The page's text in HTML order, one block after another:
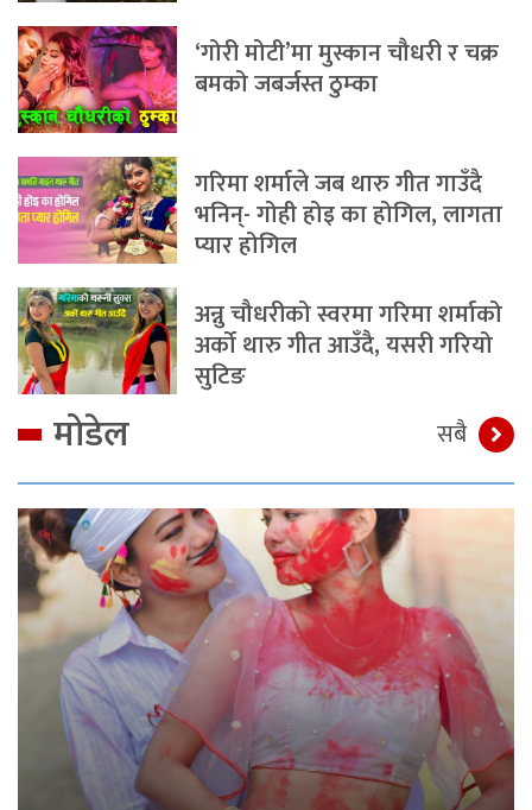
‘गोरी मोटी’मा मुस्कान चौधरी र चक्र
बमको जबर्जस्त ठुम्का
गरिमा शर्माले जब थारु गीत गाउँदै
भनिन्- गोही होइ का होगिल, लागता
प्यार होगिल
अन्नु चौधरीको स्वरमा गरिमा शर्माको
अर्को थारु गीत आउँदै, यसरी गरियो
सुटिङ
मोडेल सबै